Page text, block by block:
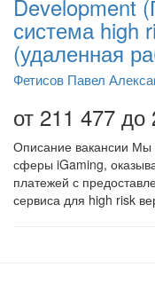
Development
система high
(удаленная
Фетисов Павел
от 211 477 до
Описание вакансии Мы
сферы iGaming,
платежей с
сервиса для high risk